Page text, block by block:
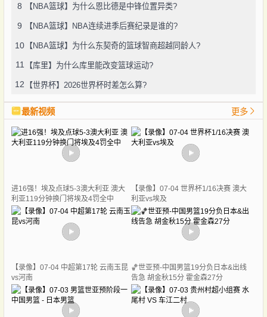
8 【NBA篮球】为什么恩比德是中锋位置异类?
9 【NBA篮球】NBA连续进季后赛纪录是谁的?
10 【NBA篮球】为什么东契奇的篮球智商超越同龄人?
11 【库里】为什么库里能改变篮球运动?
12 【世界杯】2026世界杯时差怎么算?
最新视频 更多
进16强！埃及点球5-3澳大利亚 澳大
利亚119分钟换门将埃及4罚全中
【录像】07-04 世界杯1/16决赛 澳大
利亚vs埃及
【录像】07-04 中超第17轮 云南玉昆
vs河南
🏀世亚预-中国男篮19分负日本&出线
告急 胡金秋15分 霍金森27分